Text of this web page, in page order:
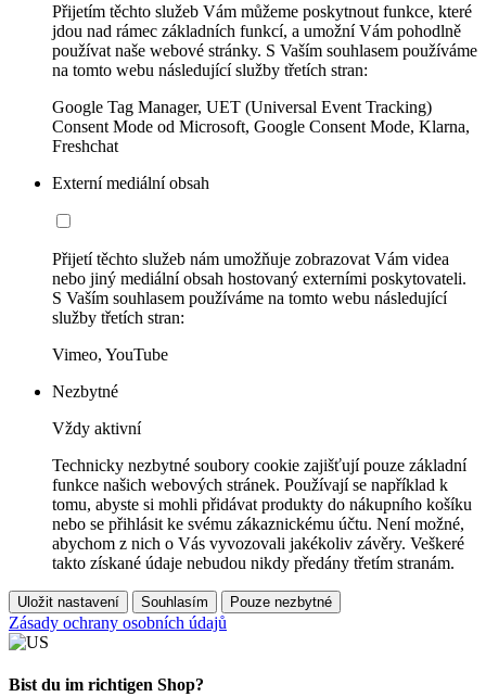
Přijetím těchto služeb Vám můžeme poskytnout funkce, které
jdou nad rámec základních funkcí, a umožní Vám pohodlně
používat naše webové stránky. S Vaším souhlasem používáme
na tomto webu následující služby třetích stran:
Google Tag Manager, UET (Universal Event Tracking)
Consent Mode od Microsoft, Google Consent Mode, Klarna,
Freshchat
Externí mediální obsah
Přijetí těchto služeb nám umožňuje zobrazovat Vám videa
nebo jiný mediální obsah hostovaný externími poskytovateli.
S Vaším souhlasem používáme na tomto webu následující
služby třetích stran:
Vimeo, YouTube
Nezbytné
Vždy aktivní
Technicky nezbytné soubory cookie zajišťují pouze základní
funkce našich webových stránek. Používají se například k
tomu, abyste si mohli přidávat produkty do nákupního košíku
nebo se přihlásit ke svému zákaznickému účtu. Není možné,
abychom z nich o Vás vyvozovali jakékoliv závěry. Veškeré
takto získané údaje nebudou nikdy předány třetím stranám.
Uložit nastavení Souhlasím Pouze nezbytné
Zásady ochrany osobních údajů
Bist du im richtigen Shop?